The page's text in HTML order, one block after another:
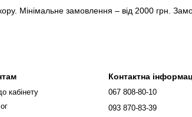
Мінімальне замовлення – від 2000 грн.
кабінету
Контактна
067 808-80-10
093 870-83-39